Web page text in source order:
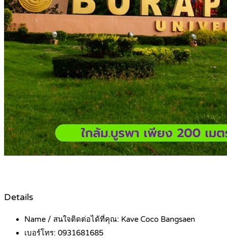
Details
Name / สนใจติดต่อได้ที่คุณ: Kave Coco Bangsaen
เบอร์โทร: 0931681685